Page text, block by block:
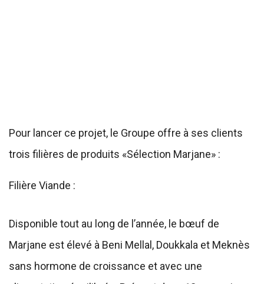
Pour lancer ce projet, le Groupe offre à ses clients
trois filières de produits «Sélection Marjane» :
Filière Viande :
Disponible tout au long de l’année, le bœuf de
Marjane est élevé à Beni Mellal, Doukkala et Meknès
sans hormone de croissance et avec une